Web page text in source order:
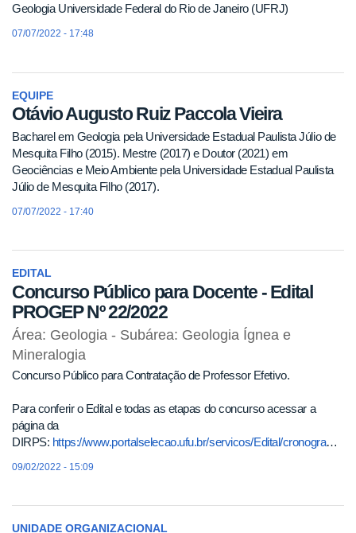
Geologia Universidade Federal do Rio de Janeiro (UFRJ)
07/07/2022 - 17:48
EQUIPE
Otávio Augusto Ruiz Paccola Vieira
Bacharel em Geologia pela Universidade Estadual Paulista Júlio de
Mesquita Filho (2015). Mestre (2017) e Doutor (2021) em
Geociências e Meio Ambiente pela Universidade Estadual Paulista
Júlio de Mesquita Filho (2017).
07/07/2022 - 17:40
EDITAL
Concurso Público para Docente - Edital
PROGEP Nº 22/2022
Área: Geologia - Subárea: Geologia Ígnea e
Mineralogia
Concurso Público para Contratação de Professor Efetivo.
Para conferir o Edital e todas as etapas do concurso acessar a
página da
DIRPS: https://www.portalselecao.ufu.br/servicos/Edital/cronograma/1194
09/02/2022 - 15:09
UNIDADE ORGANIZACIONAL